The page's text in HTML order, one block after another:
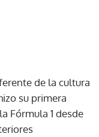
de la cultura
su primera
Fórmula 1 desde